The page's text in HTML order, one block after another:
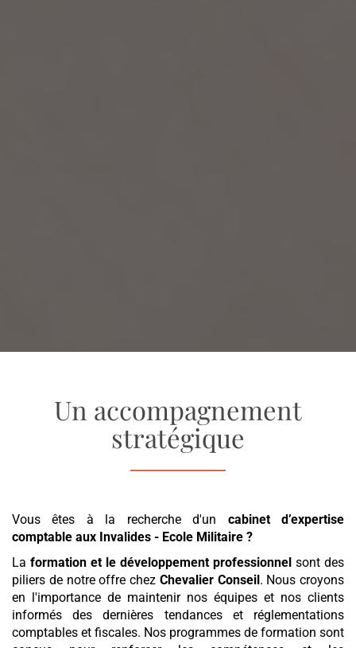
Un accompagnement
stratégique
Vous êtes à la recherche d'un cabinet d’expertise
comptable aux Invalides - Ecole Militaire ?
La formation et le développement professionnel sont des
piliers de notre offre chez Chevalier Conseil. Nous croyons
en l'importance de maintenir nos équipes et nos clients
informés des dernières tendances et réglementations
comptables et fiscales. Nos programmes de formation sont